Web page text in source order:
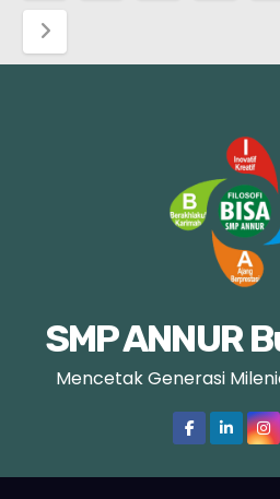
a
g
SMP ANNUR
Mencetak Generasi